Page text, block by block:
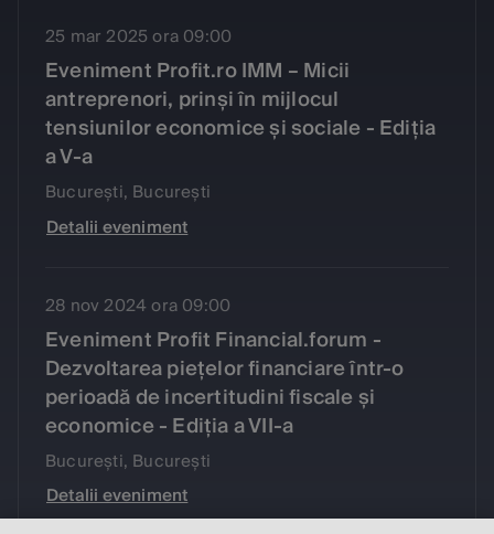
25 mar 2025 ora 09:00
Eveniment Profit.ro IMM – Micii
antreprenori, prinși în mijlocul
tensiunilor economice și sociale - Ediția
a V-a
București, București
Detalii eveniment
28 nov 2024 ora 09:00
​Eveniment Profit Financial.forum -
Dezvoltarea piețelor financiare într-o
perioadă de incertitudini fiscale și
economice - Ediția a VII-a
București, București
Detalii eveniment